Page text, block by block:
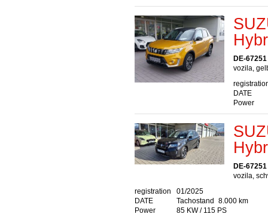
DE-
vozila,
DATE
Power
DE-
vozila,
registration
DATE
01/2025
Tachostand 8.000 km
Power
85 KW / 115 PS